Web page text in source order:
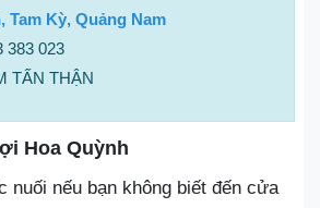
Tam Kỳ, Quảng Nam
383 023
TẤN THẬN
Hoa Quỳnh
nuối nếu bạn không biết đến cửa